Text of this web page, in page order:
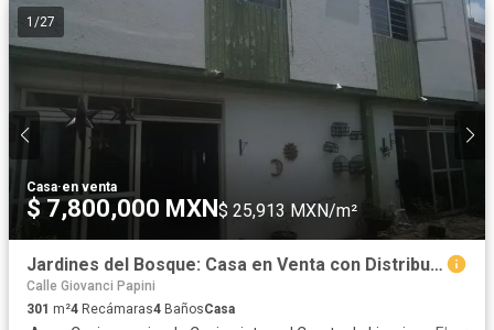
1 /27
Casa·en venta
$ 7,800,000 MXN$ 25,913 MXN/m²
Jardines del Bosque: Casa en Venta con Distribución Funcional y Ubicación Estratégica
Calle Giovanci Papini
301 m²4 Recámaras4 BañosCasa